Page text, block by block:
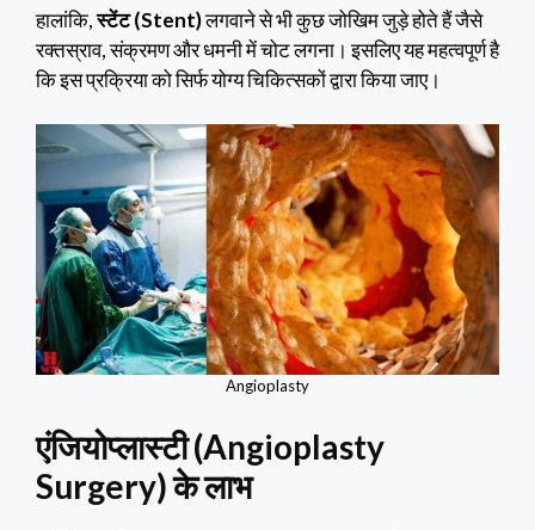
हालांकि,स्टेंट (Stent)लगवाने से भी कुछ जोखिम जुड़े होते हैं जैसे
रक्तस्राव, संक्रमण और धमनी में चोट लगना। इसलिए यह महत्वपूर्ण है
कि इस प्रक्रिया को सिर्फ योग्य चिकित्सकों द्वारा किया जाए।
Angioplasty
एंजियोप्लास्टी (Angioplasty
Surgery)के लाभ